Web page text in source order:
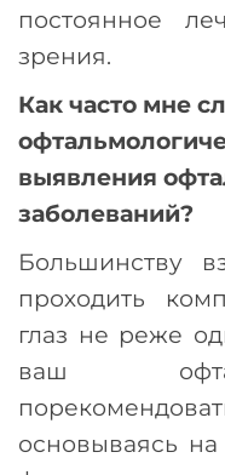
постоянное
зрения.
Как часто мне
выявления
заболеваний?
Большинству
проходить
глаз не реже
ваш
основываясь